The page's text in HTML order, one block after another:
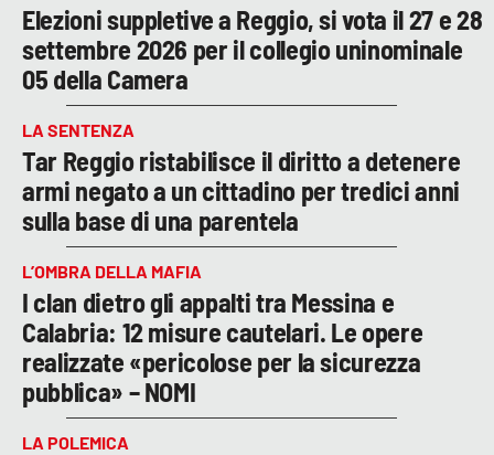
Elezioni suppletive a Reggio, si vota il 27 e 28
settembre 2026 per il collegio uninominale
05 della Camera
LA SENTENZA
Tar Reggio ristabilisce il diritto a detenere
armi negato a un cittadino per tredici anni
sulla base di una parentela
L’OMBRA DELLA MAFIA
I clan dietro gli appalti tra Messina e
Calabria: 12 misure cautelari. Le opere
realizzate «pericolose per la sicurezza
pubblica» – NOMI
LA POLEMICA